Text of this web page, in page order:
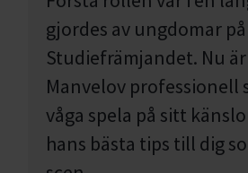
gjordes av ungdomar på
Studiefrämjandet. Nu är
Manvelov professionell
våga spela på sitt
hans bästa tips till dig